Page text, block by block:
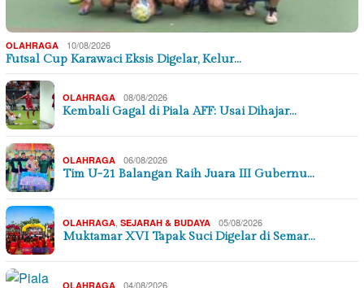
OLAHRAGA 10/08/2026
Futsal Cup Karawaci Eksis Digelar, Kelur…
OLAHRAGA 08/08/2026
Kembali Gagal di Piala AFF: Usai Dihajar…
OLAHRAGA 06/08/2026
Tim U-21 Balangan Raih Juara III Gubernu…
OLAHRAGA SEJARAH & BUDAYA 05/08/2026
Muktamar XVI Tapak Suci Digelar di Semar…
OLAHRAGA 04/08/2026